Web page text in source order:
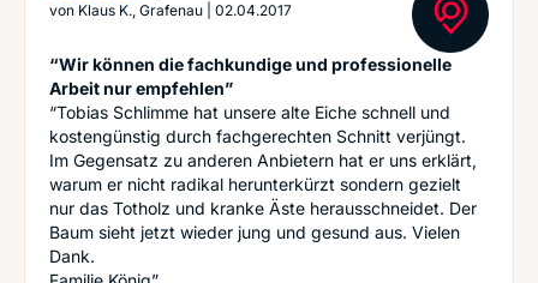
von Klaus K., Grafenau 02.04.2017
“Wir können die fachkundige und professionelle
Arbeit nur empfehlen”
“Tobias Schlimme hat unsere alte Eiche schnell und
kostengünstig durch fachgerechten Schnitt verjüngt.
Im Gegensatz zu anderen Anbietern hat er uns erklärt,
warum er nicht radikal herunterkürzt sondern gezielt
nur das Totholz und kranke Äste herausschneidet. Der
Baum sieht jetzt wieder jung und gesund aus. Vielen
Dank.